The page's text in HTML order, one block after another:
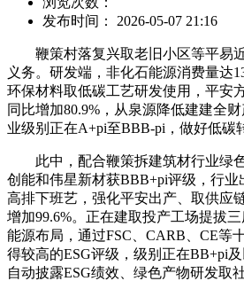
发布时间： 2026-05-07 21:16
鞭策村落复兴取老旧小区等平易
义务。研发端，非化石能源消费量达
环保材料取低碳工艺研发使用，平安
同比增加80.9%，从泉源降低建建全
业级别正在A+pi至BBB-pi，做好低碳
此中，配合鞭策拆建筑材行业绿
创能和伟星新材获BBB+pi评级，行业
高排下班艺，强化平安出产、取供应
增加99.6%。正在建取投产工场提拔
能源布局，通过FSC、CARB、CE等
得较高的ESG评级，级别正在BB+pi
自动披露ESG绩效、绿色产物研发取